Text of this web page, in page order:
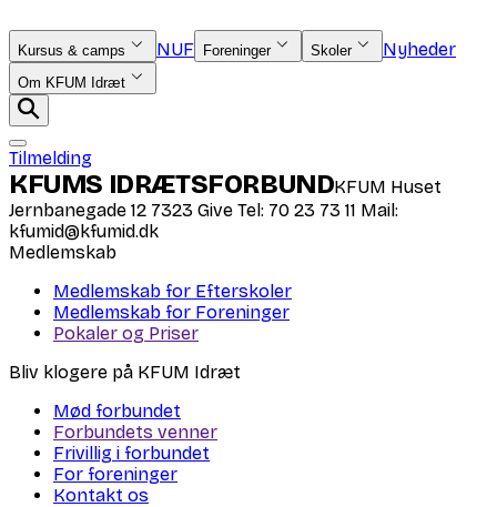
Kursus & camps NUF Foreninger Skoler Nyheder
Om KFUM Idræt
Tilmelding
KFUMS IDRÆTSFORBUNDKFUM Huset
Jernbanegade 12 7323 Give Tel: 70 23 73 11 Mail:
kfumid@kfumid.dk
Medlemskab
Medlemskab for Efterskoler
Medlemskab for Foreninger
Pokaler og Priser
Bliv klogere på KFUM Idræt
Mød forbundet
Forbundets venner
Frivillig i forbundet
For foreninger
Kontakt os